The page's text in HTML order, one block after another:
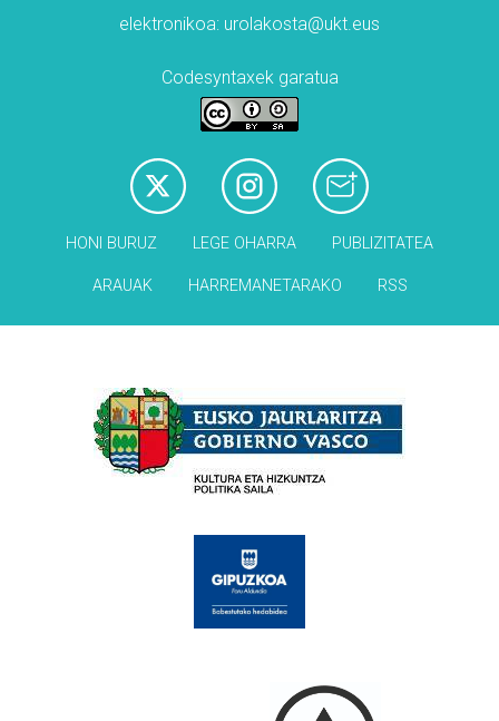
elektronikoa: urolakosta@ukt.eus
Codesyntaxek garatua
HONI BURUZ LEGE OHARRA PUBLIZITATEA
ARAUAK HARREMANETARAKO RSS